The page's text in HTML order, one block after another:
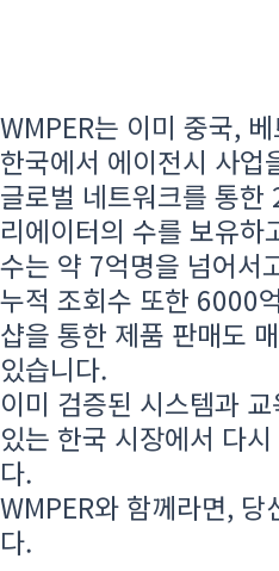
WMPER는 이미 중국,
한국에서 에이전시 사업
글로벌 네트워크를 통
리에이터의 수를 보유하
수는 약 7억명을 넘어서
누적 조회수 또한 6000
샵을 통한 제품 판매도
있습니다.
이미 검증된 시스템과
있는 한국 시장에서 다
다.
WMPER와 함께라면, 당
다.